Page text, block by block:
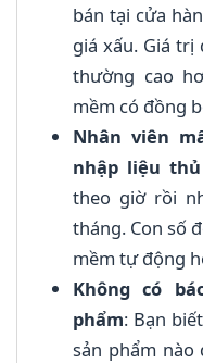
bán tại cửa
giá xấu. Giá
thường cao
mềm có đồng
Nhân viên
nhập liệu thủ
theo giờ rồi
tháng. Con số
mềm tự động
Không có
phẩm: Bạn
sản phẩm nào